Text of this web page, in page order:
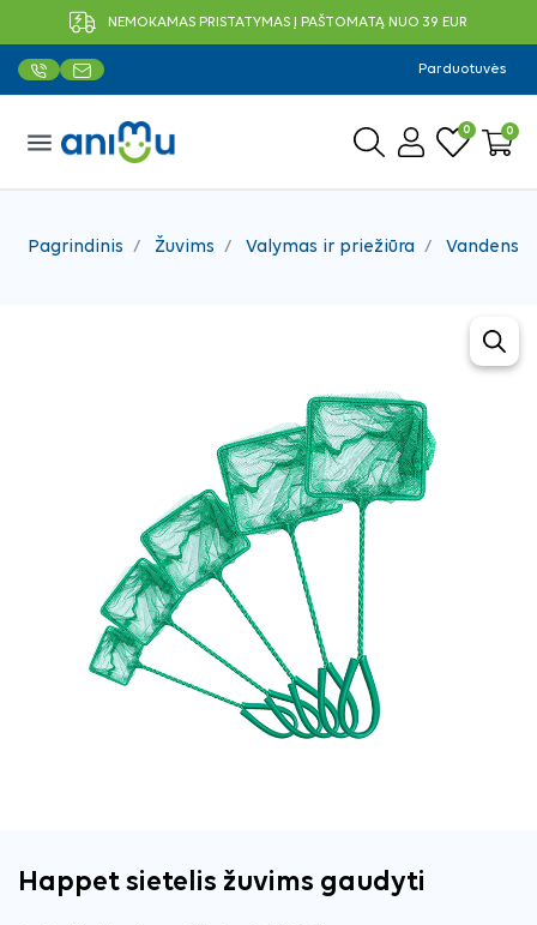
NEMOKAMAS PRISTATYMAS Į PAŠTOMATĄ NUO 39 EUR
Parduotuvės
menu 0 0
Pagrindinis Žuvims Valymas ir priežiūra Vandens
Happet sietelis žuvims gaudyti